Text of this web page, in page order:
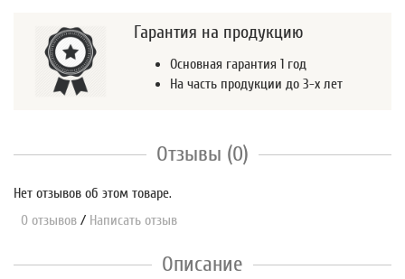
Гарантия на продукцию
Основная гарантия 1 год
На часть продукции до 3-х лет
Отзывы (0)
Нет отзывов об этом товаре.
0 отзывов / Написать отзыв
Описание